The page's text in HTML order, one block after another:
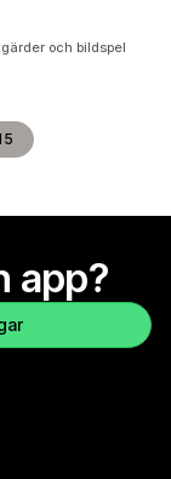
och bildspel
app?